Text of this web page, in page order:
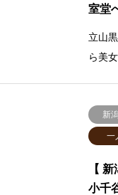
室堂
立山
ら美
新
一
【
小千